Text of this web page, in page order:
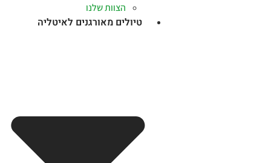
הצוות שלנו
טיולים מאורגנים לאיטליה